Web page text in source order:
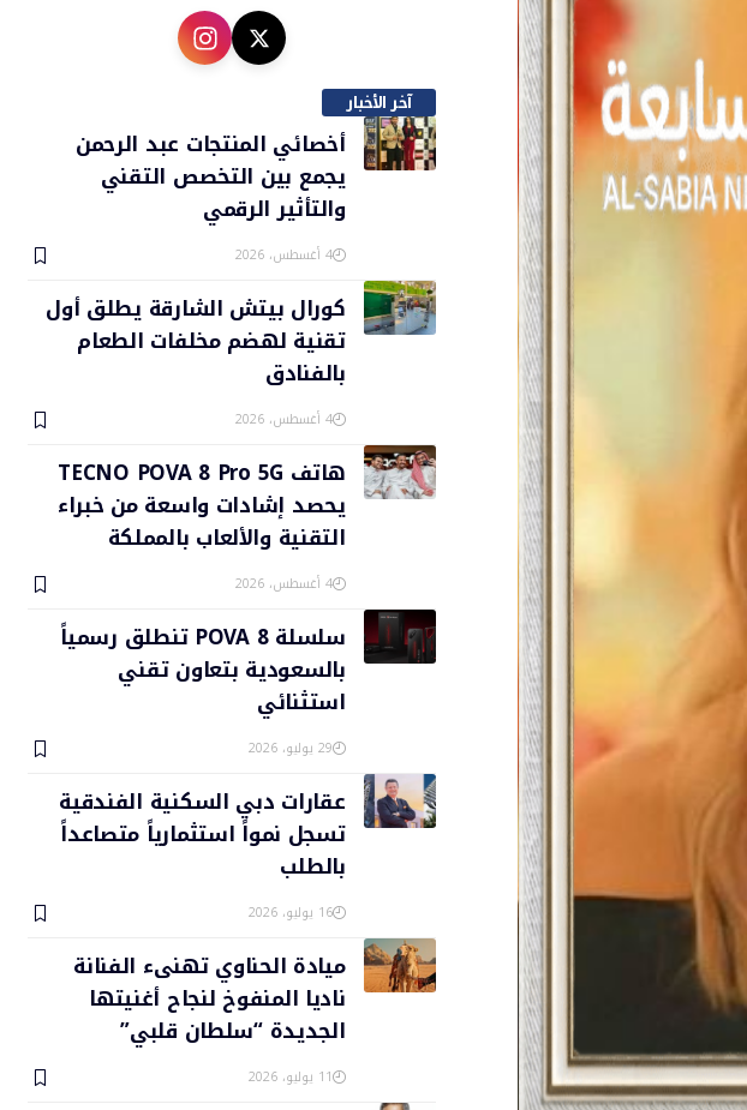
آخر الأخبار
أخصائي المنتجات عبد الرحمن
يجمع بين التخصص التقني
والتأثير الرقمي
4 أغسطس، 2026
كورال بيتش الشارقة يطلق أول
تقنية لهضم مخلفات الطعام
بالفنادق
4 أغسطس، 2026
هاتف TECNO POVA 8 Pro 5G
يحصد إشادات واسعة من خبراء
التقنية والألعاب بالمملكة
4 أغسطس، 2026
سلسلة POVA 8 تنطلق رسمياً
بالسعودية بتعاون تقني
استثنائي
29 يوليو، 2026
عقارات دبي السكنية الفندقية
تسجل نمواً استثمارياً متصاعداً
بالطلب
16 يوليو، 2026
ميادة الحناوي تهنىء الفنانة
ناديا المنفوخ لنجاح أغنيتها
الجديدة “سلطان قلبي”
11 يوليو، 2026